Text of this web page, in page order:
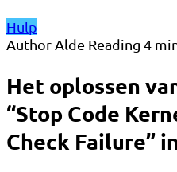
Hulp
AuthorAlde Reading 4
Het oplossen
“Stop Code
Check Failure”